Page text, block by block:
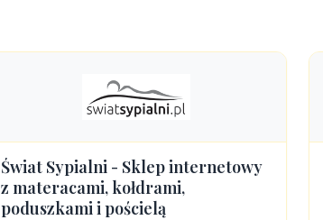
Świat Sypialni - Sklep internetowy
z materacami, kołdrami,
poduszkami i pościelą